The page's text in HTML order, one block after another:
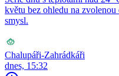
květu bez ohledu na
smysl.
Chalupáři-Zahrádkáři
dnes, 15:32